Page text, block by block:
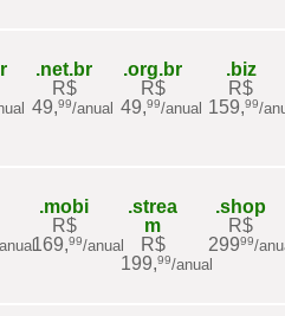
.net.br
R$
49,99/anual
.org.br
R$
49,99/anual
.biz
R$
159,99/
.mobi
R$
169,99/anual
.strea
m
R$
199,99/anual
.shop
R$
29999/